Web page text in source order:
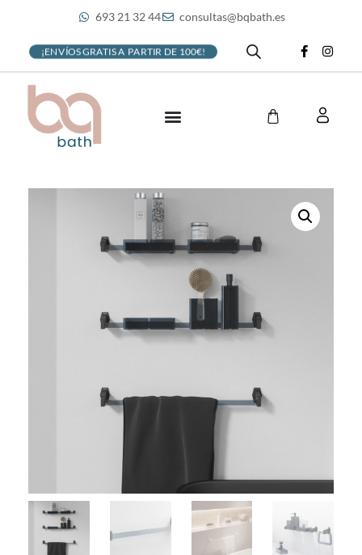
693 21 32 44 consultas@bqbath.es
¡ENVÍOS GRATIS A PARTIR DE 100€!